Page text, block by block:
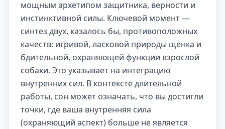
мощным архетипом защитника, верности и
инстинктивной силы. Ключевой момент —
синтез двух, казалось бы, противоположных
качеств: игривой, ласковой природы щенка и
бдительной, охраняющей функции взрослой
собаки. Это указывает на интеграцию
внутренних сил. В контексте длительной
работы, сон может означать, что вы достигли
точки, где ваша внутренняя сила
(охраняющий аспект) больше не является